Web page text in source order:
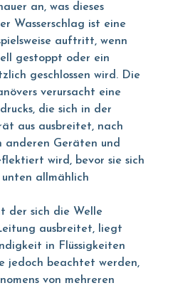
an, was dieses
Wasserschlag ist eine
auftritt, wenn
gestoppt oder ein
geschlossen wird. Die
verursacht eine
die sich in der
aus ausbreitet, nach
anderen Geräten und
wird, bevor sie sich
allmählich
der sich die Welle
ausbreitet, liegt
in Flüssigkeiten
jedoch beachtet werden,
von mehreren